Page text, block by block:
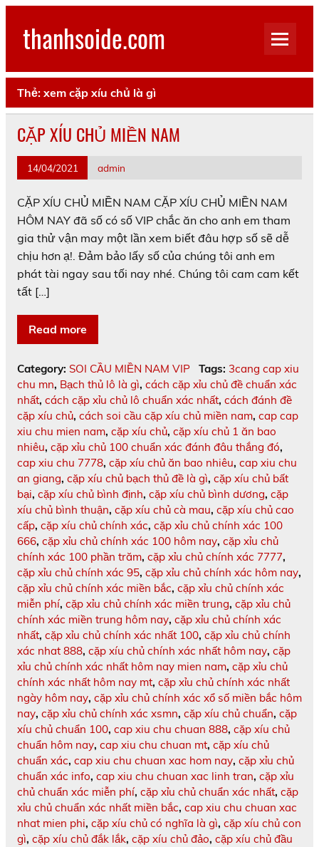
Skip
contentthanhsoide.com
Thẻ: xem cặp xíu chủ là gì
CẶP XÍU CHỦ MIỀN NAM
14/04/2021 admin
CẶP XÍU CHỦ MIỀN NAM CẶP XÍU CHỦ MIỀN NAM
HÔM NAY đã số có số VIP chắc ăn cho anh em tham
gia thử vận may một lần xem biết đâu hợp số sẽ dễ
chịu hơn ạ!. Đảm bảo lấy số của chúng tôi anh em
phát tài ngay sau tối nay nhé. Chúng tôi cam cam kết
tất […]
Read more
Category: SOI CẦU MIỀN NAM VIP Tags: 3cang cap xiu
chu mn, Bạch thủ lô là gì, cách cặp xỉu chủ đề chuẩn xác
nhất, cách cặp xỉu chủ lô chuẩn xác nhất, cách đánh đề
cặp xíu chủ, cách soi cầu cặp xíu chủ miền nam, cap cap
xiu chu mien nam, cặp xíu chủ, cặp xíu chủ 1 ăn bao
nhiêu, cặp xỉu chủ 100 chuẩn xác đánh đâu thắng đó,
cap xiu chu 7778, cặp xíu chủ ăn bao nhiêu, cap xiu chu
an giang, cặp xíu chủ bạch thủ đề là gì, cặp xíu chủ bất
bại, cặp xíu chủ bình định, cặp xíu chủ bình dương, cặp
xíu chủ bình thuận, cặp xíu chủ cà mau, cặp xíu chủ cao
cấp, cặp xíu chủ chính xác, cặp xỉu chủ chính xác 100
666, cặp xỉu chủ chính xác 100 hôm nay, cặp xỉu chủ
chính xác 100 phần trăm, cặp xỉu chủ chính xác 7777,
cặp xỉu chủ chính xác 95, cặp xỉu chủ chính xác hôm nay,
cặp xỉu chủ chính xác miền bắc, cặp xỉu chủ chính xác
miễn phí, cặp xỉu chủ chính xác miền trung, cặp xỉu chủ
chính xác miền trung hôm nay, cặp xỉu chủ chính xác
nhất, cặp xỉu chủ chính xác nhất 100, cặp xỉu chủ chính
xác nhat 888, cặp xíu chủ chính xác nhất hôm nay, cặp
xỉu chủ chính xác nhất hôm nay mien nam, cặp xỉu chủ
chính xác nhất hôm nay mt, cặp xỉu chủ chính xác nhất
ngày hôm nay, cặp xỉu chủ chính xác xổ số miền bắc hôm
nay, cặp xỉu chủ chính xác xsmn, cặp xíu chủ chuẩn, cặp
xíu chủ chuẩn 100, cap xiu chu chuan 888, cặp xíu chủ
chuẩn hôm nay, cap xiu chu chuan mt, cặp xíu chủ
chuẩn xác, cap xiu chu chuan xac hom nay, cặp xỉu chủ
chuẩn xác info, cap xiu chu chuan xac linh tran, cặp xỉu
chủ chuẩn xác miễn phí, cặp xỉu chủ chuẩn xác nhất, cặp
xỉu chủ chuẩn xác nhất miền bắc, cap xiu chu chuan xac
nhat mien phi, cặp xíu chủ có nghĩa là gì, cặp xíu chủ con
gì, cặp xíu chủ đắk lắk, cặp xíu chủ đảo, cặp xíu chủ đầu